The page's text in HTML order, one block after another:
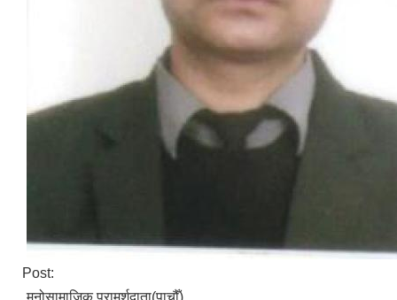
Post: